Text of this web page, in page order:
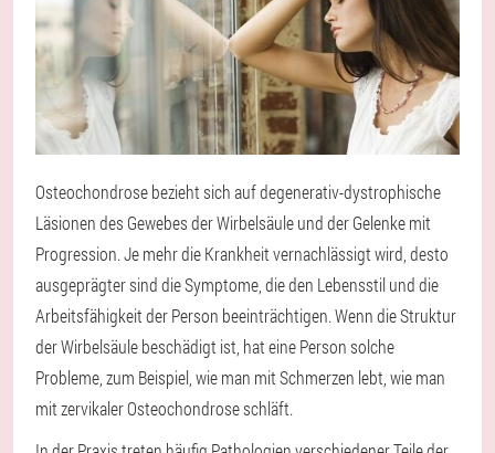
Osteochondrose bezieht sich auf degenerativ-dystrophische
Läsionen des Gewebes der Wirbelsäule und der Gelenke mit
Progression. Je mehr die Krankheit vernachlässigt wird, desto
ausgeprägter sind die Symptome, die den Lebensstil und die
Arbeitsfähigkeit der Person beeinträchtigen. Wenn die Struktur
der Wirbelsäule beschädigt ist, hat eine Person solche
Probleme, zum Beispiel, wie man mit Schmerzen lebt, wie man
mit zervikaler Osteochondrose schläft.